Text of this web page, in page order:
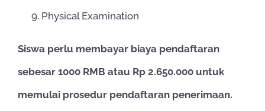
Physical Examination
Siswa perlu membayar biaya pendaftaran
sebesar 1000 RMB atau Rp 2.650.000 untuk
memulai prosedur pendaftaran penerimaan.